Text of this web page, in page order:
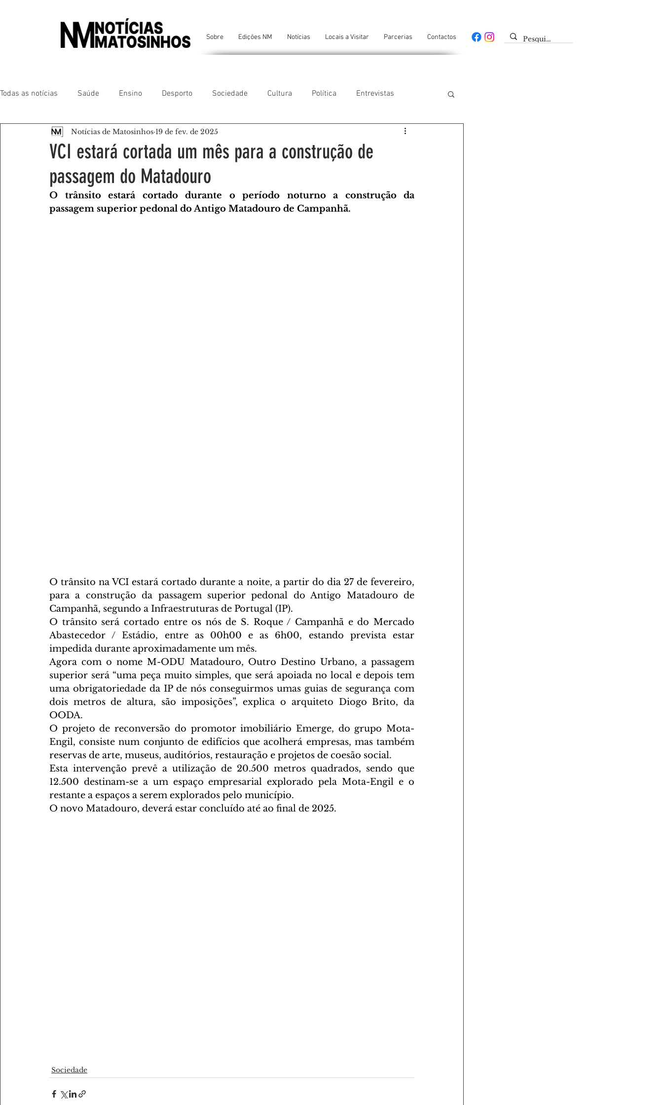
Sobre Edições NM Notícias Locais a Visitar Parcerias Contactos
Todas as notícias Saúde Ensino Desporto Sociedade Cultura Política Entrevistas
Matosinhos Leça da Palmeira Custóias Leça do Balio
São Mamede de Infesta Perafita Lavra Santa Cruz do Bispo
Gente da nossa Terra AMANTES DE ANIMAIS AMANTES DE CONFORTO AMANTES DE ARTE
VCI estará cortada um mês para a construção de
passagem do Matadouro
Notícias de Matosinhos 19 de fev. de 2025
O trânsito estará cortado durante o período noturno a construção da
passagem superior pedonal do Antigo Matadouro de Campanhã.
O trânsito na VCI estará cortado durante a noite, a partir do dia 27 de fevereiro,
para a construção da passagem superior pedonal do Antigo Matadouro de
Campanhã, segundo a Infraestruturas de Portugal (IP).
O trânsito será cortado entre os nós de S. Roque / Campanhã e do Mercado
Abastecedor / Estádio, entre as 00h00 e as 6h00, estando prevista estar
impedida durante aproximadamente um mês.
Agora com o nome M-ODU Matadouro, Outro Destino Urbano, a passagem
superior será “uma peça muito simples, que será apoiada no local e depois tem
uma obrigatoriedade da IP de nós conseguirmos umas guias de segurança com
dois metros de altura, são imposições”, explica o arquiteto Diogo Brito, da
OODA.
O projeto de reconversão do promotor imobiliário Emerge, do grupo Mota-
Engil, consiste num conjunto de edifícios que acolherá empresas, mas também
reservas de arte, museus, auditórios, restauração e projetos de coesão social.
Esta intervenção prevê a utilização de 20.500 metros quadrados, sendo que
12.500 destinam-se a um espaço empresarial explorado pela Mota-Engil e o
restante a espaços a serem explorados pelo município.
O novo Matadouro, deverá estar concluído até ao final de 2025.
Sociedade